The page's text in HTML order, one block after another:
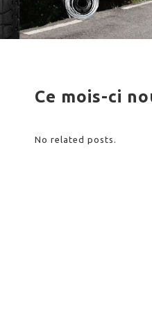
Ce mois-ci
No related posts.